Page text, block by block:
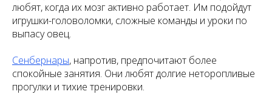
любят, когда их мозг активно работает. Им подойдут
игрушки-головоломки, сложные команды и уроки по
выпасу овец.
Сенбернары, напротив, предпочитают более
спокойные занятия. Они любят долгие неторопливые
прогулки и тихие тренировки.